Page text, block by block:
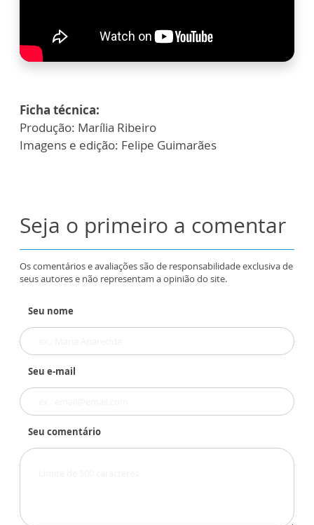
Ficha técnica:
Produção: Marília Ribeiro
Imagens e edição: Felipe Guimarães
Seja o primeiro a comentar
Os comentários e avaliações são de responsabilidade exclusiva de
seus autores e não representam a opinião do site.
Seu nome
Seu e-mail
Seu comentário